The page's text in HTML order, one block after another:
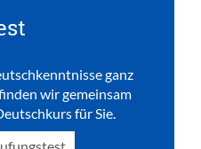
ganz
wir gemeinsam
für Sie.